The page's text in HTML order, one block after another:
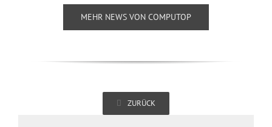
MEHR NEWS VON COMPUTOP
ZURÜCK